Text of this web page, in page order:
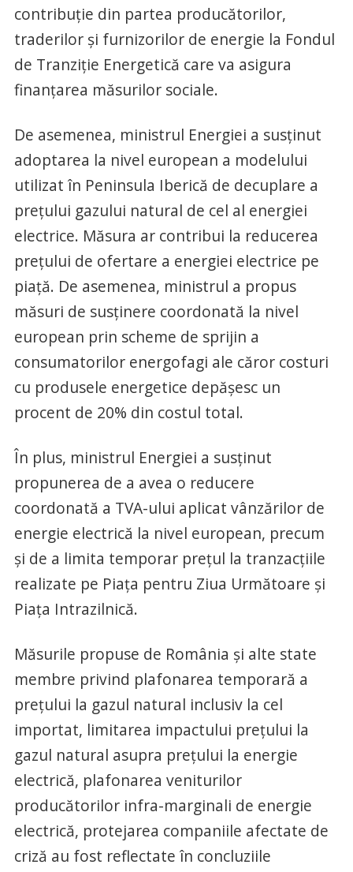
contribuţie din partea producătorilor,
traderilor şi furnizorilor de energie la Fondul
de Tranziţie Energetică care va asigura
finanţarea măsurilor sociale.
De asemenea, ministrul Energiei a susţinut
adoptarea la nivel european a modelului
utilizat în Peninsula Iberică de decuplare a
preţului gazului natural de cel al energiei
electrice. Măsura ar contribui la reducerea
preţului de ofertare a energiei electrice pe
piaţă. De asemenea, ministrul a propus
măsuri de susţinere coordonată la nivel
european prin scheme de sprijin a
consumatorilor energofagi ale căror costuri
cu produsele energetice depăşesc un
procent de 20% din costul total.
În plus, ministrul Energiei a susţinut
propunerea de a avea o reducere
coordonată a TVA-ului aplicat vânzărilor de
energie electrică la nivel european, precum
şi de a limita temporar preţul la tranzacţiile
realizate pe Piaţa pentru Ziua Următoare şi
Piaţa Intrazilnică.
Măsurile propuse de România şi alte state
membre privind plafonarea temporară a
preţului la gazul natural inclusiv la cel
importat, limitarea impactului preţului la
gazul natural asupra preţului la energie
electrică, plafonarea veniturilor
producătorilor infra-marginali de energie
electrică, protejarea companiile afectate de
criză au fost reflectate în concluziile